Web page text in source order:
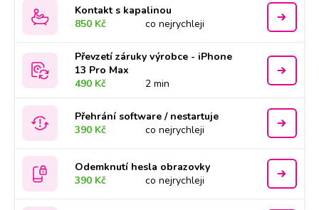
Kontakt s kapalinou
850 Kč
co nejrychleji
Převzetí záruky výrobce - iPhone
13 Pro Max
490 Kč
2 min
Přehrání software / nestartuje
390 Kč
co nejrychleji
Odemknutí hesla obrazovky
390 Kč
co nejrychleji